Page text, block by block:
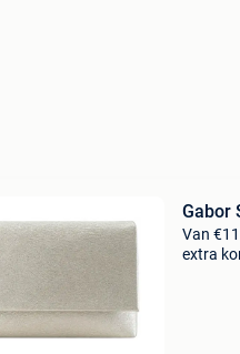
Gabor
Van
extra